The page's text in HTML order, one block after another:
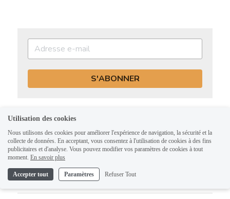
S'ABONNER
Billet précédent
[Sketchnote] La naissance des idées selon
Cédric Villani
Billet suivant
Un an de slashing : l’heure du bilan
Utilisation des cookies
Nous utilisons des cookies pour améliorer l'expérience de navigation, la sécurité et la
collecte de données. En acceptant, vous consentez à l'utilisation de cookies à des fins
publicitaires et d'analyse. Vous pouvez modifier vos paramètres de cookies à tout
moment. En savoir plus
Accepter tout Paramètres Refuser Tout